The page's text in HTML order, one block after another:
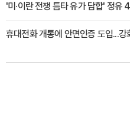
'미·이란 전쟁 틈타 유가 담합' 정
휴대전화 개통에 안면인증 도입...